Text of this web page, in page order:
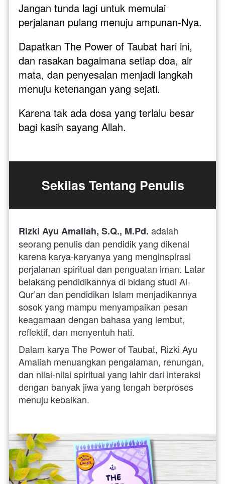
Jangan tunda lagi untuk memulai
perjalanan pulang menuju ampunan-Nya.
Dapatkan The Power of Taubat hari ini,
dan rasakan bagaimana setiap doa, air
mata, dan penyesalan menjadi langkah
menuju ketenangan yang sejati.
Karena tak ada dosa yang terlalu besar
bagi kasih sayang Allah.
Sekilas Tentang Penulis
Rizki Ayu Amaliah, S.Q., M.Pd. adalah
seorang penulis dan pendidik yang dikenal
karena karya-karyanya yang menginspirasi
perjalanan spiritual dan penguatan iman. Latar
belakang pendidikannya di bidang studi Al-
Qur’an dan pendidikan Islam menjadikannya
sosok yang mampu menyampaikan pesan
keagamaan dengan bahasa yang lembut,
reflektif, dan menyentuh hati.
Dalam karya The Power of Taubat, Rizki Ayu
Amaliah menuangkan pengalaman, renungan,
dan nilai-nilai spiritual yang lahir dari interaksi
dengan banyak jiwa yang tengah berproses
menuju kebaikan.